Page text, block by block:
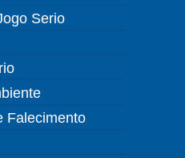
Serio
Falecimento